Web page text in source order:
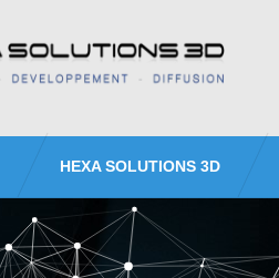
HEXA SOLUTIONS 3D